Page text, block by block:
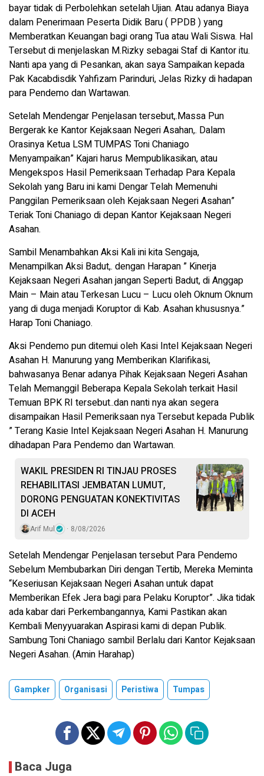
bayar tidak di Perbolehkan setelah Ujian. Atau adanya Biaya
dalam Penerimaan Peserta Didik Baru ( PPDB ) yang
Memberatkan Keuangan bagi orang Tua atau Wali Siswa. Hal
Tersebut di menjelaskan M.Rizky sebagai Staf di Kantor itu.
Nanti apa yang di Pesankan, akan saya Sampaikan kepada
Pak Kacabdisdik Yahfizam Parinduri, Jelas Rizky di hadapan
para Pendemo dan Wartawan.
Setelah Mendengar Penjelasan tersebut,.Massa Pun
Bergerak ke Kantor Kejaksaan Negeri Asahan,. Dalam
Orasinya Ketua LSM TUMPAS Toni Chaniago
Menyampaikan” Kajari harus Mempublikasikan, atau
Mengekspos Hasil Pemeriksaan Terhadap Para Kepala
Sekolah yang Baru ini kami Dengar Telah Memenuhi
Panggilan Pemeriksaan oleh Kejaksaan Negeri Asahan”
Teriak Toni Chaniago di depan Kantor Kejaksaan Negeri
Asahan.
Sambil Menambahkan Aksi Kali ini kita Sengaja,
Menampilkan Aksi Badut,. dengan Harapan ” Kinerja
Kejaksaan Negeri Asahan jangan Seperti Badut, di Anggap
Main – Main atau Terkesan Lucu – Lucu oleh Oknum Oknum
yang di duga menjadi Koruptor di Kab. Asahan khususnya.”
Harap Toni Chaniago.
Aksi Pendemo pun ditemui oleh Kasi Intel Kejaksaan Negeri
Asahan H. Manurung yang Memberikan Klarifikasi,
bahwasanya Benar adanya Pihak Kejaksaan Negeri Asahan
Telah Memanggil Beberapa Kepala Sekolah terkait Hasil
Temuan BPK RI tersebut..dan nanti nya akan segera
disampaikan Hasil Pemeriksaan nya Tersebut kepada Publik
” Terang Kasie Intel Kejaksaan Negeri Asahan H. Manurung
dihadapan Para Pendemo dan Wartawan.
WAKIL PRESIDEN RI TINJAU PROSES
REHABILITASI JEMBATAN LUMUT,
DORONG PENGUATAN KONEKTIVITAS
DI ACEH
Arif Mul 8/08/2026
Setelah Mendengar Penjelasan tersebut Para Pendemo
Sebelum Membubarkan Diri dengan Tertib, Mereka Meminta
“Keseriusan Kejaksaan Negeri Asahan untuk dapat
Memberikan Efek Jera bagi para Pelaku Koruptor”. Jika tidak
ada kabar dari Perkembangannya, Kami Pastikan akan
Kembali Menyyuarakan Aspirasi kami di depan Publik.
Sambung Toni Chaniago sambil Berlalu dari Kantor Kejaksaan
Negeri Asahan. (Amin Harahap)
Gampker Organisasi Peristiwa Tumpas
Baca Juga